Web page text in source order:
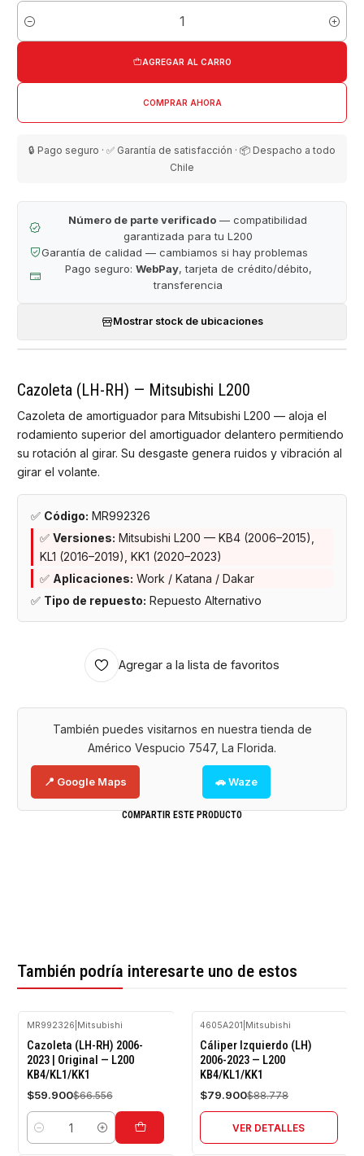
Cantidad
AGREGAR AL CARRO
COMPRAR AHORA
🔒 Pago seguro · ✅ Garantía de satisfacción · 📦 Despacho a todo
Chile
Número de parte verificado — compatibilidad
garantizada para tu L200
Garantía de calidad — cambiamos si hay problemas
Pago seguro: WebPay, tarjeta de crédito/débito,
transferencia
Mostrar stock de ubicaciones
Cazoleta (LH-RH) — Mitsubishi L200
Cazoleta de amortiguador para Mitsubishi L200 — aloja el
rodamiento superior del amortiguador delantero permitiendo
su rotación al girar. Su desgaste genera ruidos y vibración al
girar el volante.
✅ Código: MR992326
✅ Versiones: Mitsubishi L200 — KB4 (2006–2015),
KL1 (2016–2019), KK1 (2020–2023)
✅ Aplicaciones: Work / Katana / Dakar
✅ Tipo de repuesto: Repuesto Alternativo
Agregar a la lista de favoritos
También puedes visitarnos en nuestra tienda de
Américo Vespucio 7547, La Florida.
📍 Google Maps 🚗 Waze
COMPARTIR ESTE PRODUCTO
También podría interesarte uno de estos
-10%
OFF
MR992326 Mitsubishi
Cazoleta (LH-RH) 2006-
2023 | Original — L200
KB4/KL1/KK1
$59.900$66.556
Cantidad
-10%
OFF
Agotado
4605A201 Mitsubishi
Cáliper Izquierdo (LH)
2006-2023 — L200
KB4/KL1/KK1
$79.900$88.778
VER DETALLES